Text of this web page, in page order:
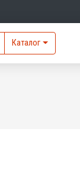
Каталог